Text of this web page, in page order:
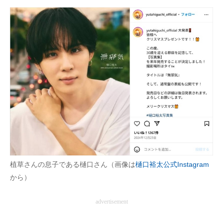
進化するPCとデバイスの未来
好きが集まる 比べて選べる
ビジネスと働き方のヒント
AI活用のいまが分かる
企業ITのトレンドを詳説
経営リーダーのコミュニティ
マーケ×ITの今がよく分かる
ITエンジニア向け専門サイト
IT製品の技術・比較・事例
植草さんの息子である樋口さん（画像は樋口裕太公式Instagram
から）
advertisement